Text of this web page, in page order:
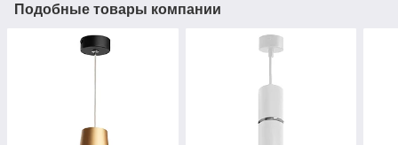
Подобные товары компании